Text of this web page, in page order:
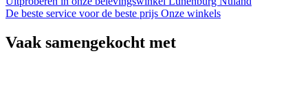
De beste service voor de beste prijs Onze winkels
Vaak samengekocht met